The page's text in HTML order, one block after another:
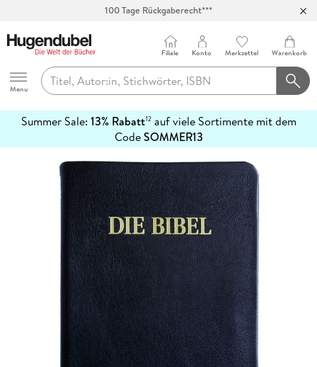
100 Tage Rückgaberecht***
Hugendubel
Menu
Filiale Konto Merkzettel Warenkorb
Summer Sale: 13% Rabatt12auf viele Sortimente mit dem
CodeSOMMER13
erfahren